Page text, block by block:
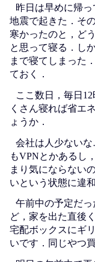
昨日は早めに帰
地震で起きた．そ
寒かったのと，ど
と思って寝る．し
まで寝てしまった
ておく．
ここ数日，毎日
くさん寝れば省エ
ょうか．
会社は人少ない
もVPNとかあるし
まり気にならない
いという状態に違
午前中の予定だ
ど，家を出た直後
宅配ボックスにギ
いです．同じやつ